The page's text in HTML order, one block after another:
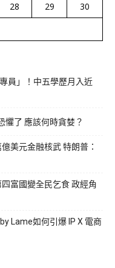
28 29
30
員」！中五學歷月入近
懼了 應該何時貪婪？
美元金融核武 特朗普：
富國變全民乞食 政經角
Lame如何引爆 IP X 電商